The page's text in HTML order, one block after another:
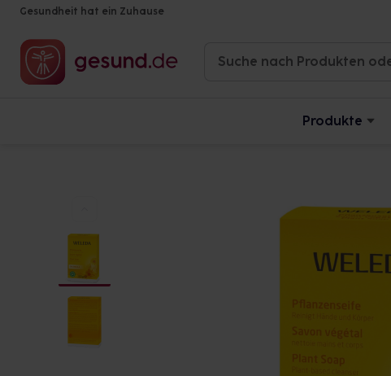
Gesundheit hat ein Zuhause
Produkte